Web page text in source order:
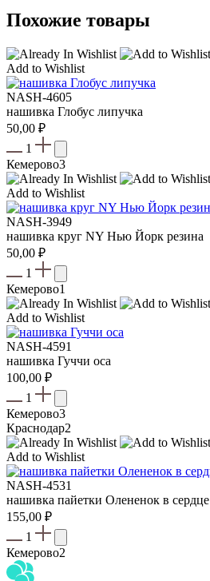
Похожие товары
Add to Wishlist
NASH-4605
нашивка Глобус липучка
50,00 ₽
1
Кемерово3
Add to Wishlist
NASH-3949
нашивка круг NY Нью Йорк резина
50,00 ₽
1
Кемерово1
Add to Wishlist
NASH-4591
нашивка Гуччи оса
100,00 ₽
1
Кемерово3
Краснодар2
Add to Wishlist
NASH-4531
нашивка пайетки Олененок в сердце
155,00 ₽
1
Кемерово2